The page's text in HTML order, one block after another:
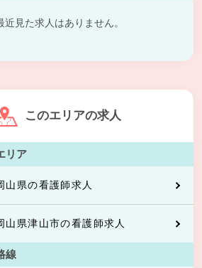
近見た求人はありません。
このエリアの求人
リア
山県の看護師求人
山県津山市の看護師求人
線